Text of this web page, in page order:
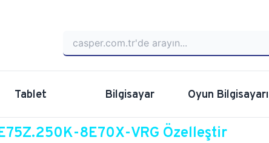
Tablet Bilgisayar Oyun Bilgisayarı
8E70X-VRG Özelleştir